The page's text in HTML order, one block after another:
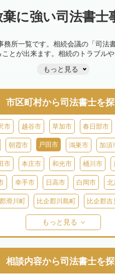
に強い司法書士
所一覧です。相続会議の「司法
とが出来ます。相続のトラブル
もっと見る
市区町村から司法書士を
市 越谷市 草加市 春日部市
朝霞市 戸田市 鴻巣市 加須
市 本庄市 和光市 桶川市
幸手市 日高市 白岡市 北
滑川町 比企郡川島町 比企郡吉
入間郡毛呂山町 入間郡越生町
美里町 大里郡寄居町 秩父郡小
もっと見る
相談内容から司法書士を